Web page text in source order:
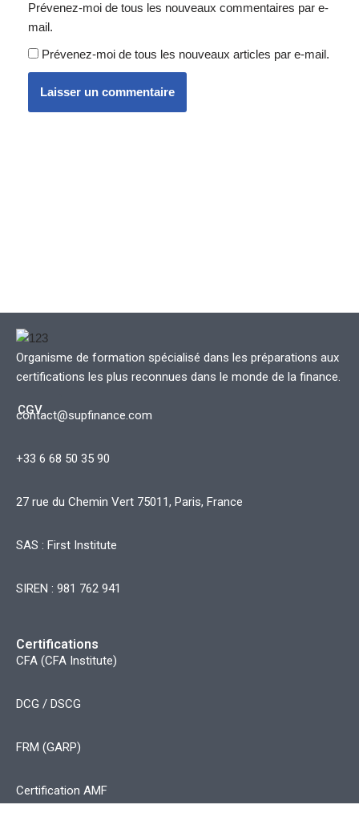
Prévenez-moi de tous les nouveaux commentaires par e-
mail.
Prévenez-moi de tous les nouveaux articles par e-mail.
Organisme de formation spécialisé dans les préparations aux
certifications les plus reconnues dans le monde de la finance.
CGV
contact@supfinance.com
+33 6 68 50 35 90
27 rue du Chemin Vert 75011, Paris, France
SAS : First Institute
SIREN : 981 762 941
Certifications
CFA (CFA Institute)
DCG / DSCG
FRM (GARP)
Certification AMF